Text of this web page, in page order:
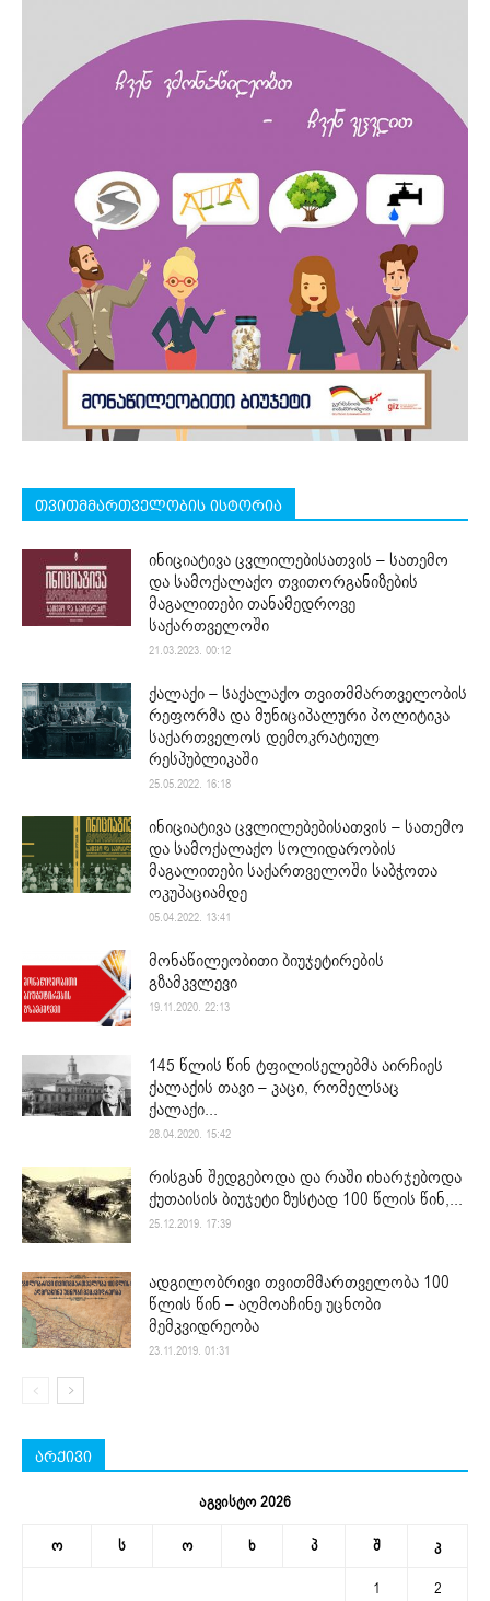
თვითმმართველობის ისტორია
ინიციატივა ცვლილებისათვის – სათემო
და სამოქალაქო თვითორგანიზების
მაგალითები თანამედროვე
საქართველოში
21.03.2023. 00:12
ქალაქი – საქალაქო თვითმმართველობის
რეფორმა და მუნიციპალური პოლიტიკა
საქართველოს დემოკრატიულ
რესპუბლიკაში
25.05.2022. 16:18
ინიციატივა ცვლილებებისათვის – სათემო
და სამოქალაქო სოლიდარობის
მაგალითები საქართველოში საბჭოთა
ოკუპაციამდე
05.04.2022. 13:41
მონაწილეობითი ბიუჯეტირების
გზამკვლევი
19.11.2020. 22:13
145 წლის წინ ტფილისელებმა აირჩიეს
ქალაქის თავი – კაცი, რომელსაც
ქალაქი...
28.04.2020. 15:42
რისგან შედგებოდა და რაში იხარჯებოდა
ქუთაისის ბიუჯეტი ზუსტად 100 წლის წინ,...
25.12.2019. 17:39
ადგილობრივი თვითმმართველობა 100
წლის წინ – აღმოაჩინე უცნობი
მემკვიდრეობა
23.11.2019. 01:31
არქივი
აგვისტო 2026
ო ს ო ხ პ შ კ
1
2